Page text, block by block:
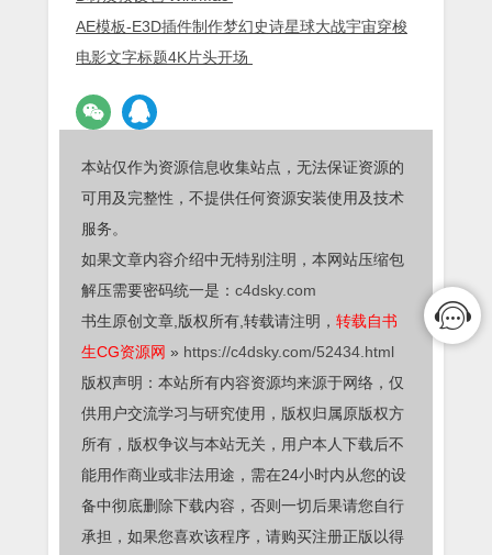
AE模板-E3D插件制作梦幻史诗星球大战宇宙穿梭
电影文字标题4K片头开场
本站仅作为资源信息收集站点，无法保证资源的
可用及完整性，不提供任何资源安装使用及技术
服务。
如果文章内容介绍中无特别注明，本网站压缩包
解压需要密码统一是： c4dsky.com
书生原创文章,版权所有,转载请注明， 转载自书
生CG资源网 » https://c4dsky.com/52434.html
版权声明：本站所有内容资源均来源于网络，仅
供用户交流学习与研究使用，版权归属原版权方
所有，版权争议与本站无关，用户本人下载后不
能用作商业或非法用途，需在24小时内从您的设
备中彻底删除下载内容，否则一切后果请您自行
承担，如果您喜欢该程序，请购买注册正版以得